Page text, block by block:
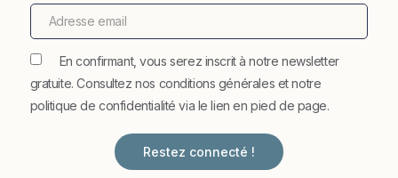
En confirmant, vous serez inscrit à notre newsletter
gratuite. Consultez nos conditions générales et notre
politique de confidentialité via le lien en pied de page.
Restez connecté !